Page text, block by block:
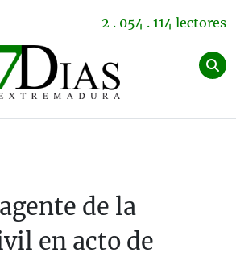
2 . 054 . 114 lectores
de la
en acto de